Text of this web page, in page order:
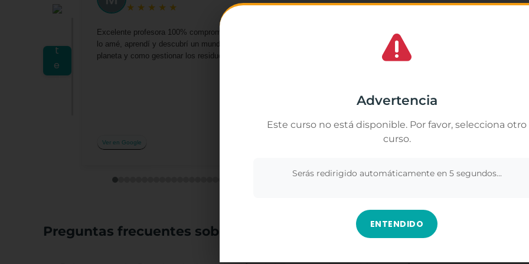
Gestionar el consentimiento de las cookies
mostrarte publicidad relacionada con tus preferencias en base a un perfil
a partir de tus hábitos de navegación (por ejemplo, páginas visitadas). Puedes
su uso pulsando el botón "Ver preferencias".
★ ★ ★ ★ ★
Excelente profesora 100% comprometida por darnos lo mejor. Lástima que terminó el curso
lo amé, aprendí y descubrí un mundo lleno de oportunidades. De ser más amable con el
planeta y como gestionar los residuos desde casa y a nivel industrial.
Ver en Google
★★★
profesionalmente.
Preguntas frecuentes sobre el curso
Advertencia
Este curso no está disponible. Por favor, selecciona otro
curso.
Serás redirigido automáticamente en 4 segundos...
ENTENDIDO